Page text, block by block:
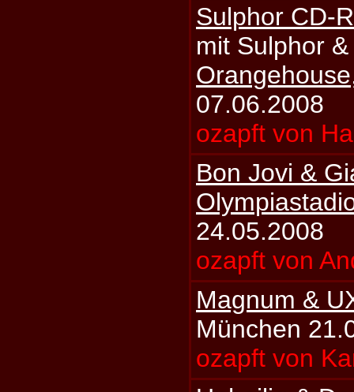
Sulphor CD-
mit Sulphor
Orangehouse
07.06.2008
ozapft von
Bon Jovi &
24.05.2008
ozapft von
Magnum &
München
ozapft von